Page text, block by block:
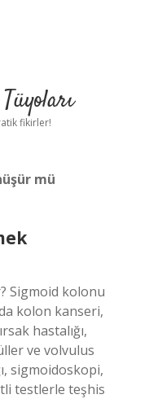
fikirler!
mü
Sigmoid kolonu
kolon kanseri,
hastalığı,
ve volvulus
sigmoidoskopi,
testlerle teşhis